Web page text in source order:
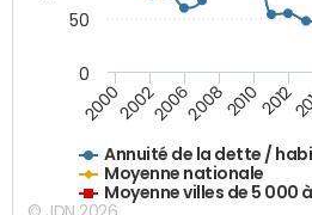
Annuité de la dette /
Moyenne nationale
Moyenne villes de 5 000
200020022006200820102012
0
50
© JDN 2026